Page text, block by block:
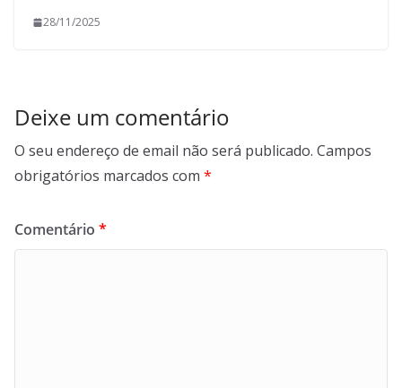
28/11/2025
Deixe um comentário
O seu endereço de email não será publicado. Campos
obrigatórios marcados com *
Comentário *